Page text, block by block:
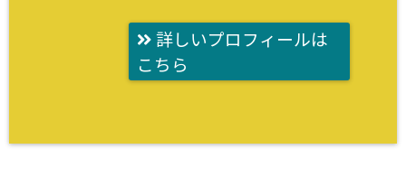
詳しいプロフィールは
こちら